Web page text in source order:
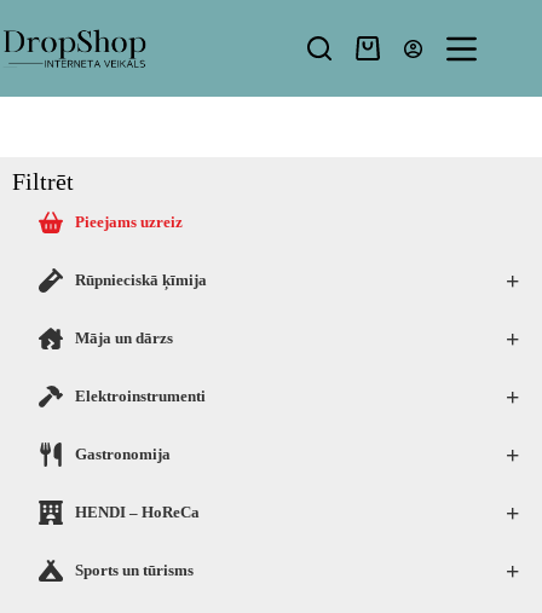
Filtrēt
Pieejams uzreiz
+
Rūpnieciskā ķīmija
+
Māja un dārzs
+
Elektroinstrumenti
+
Gastronomija
+
HENDI – HoReCa
+
Sports un tūrisms